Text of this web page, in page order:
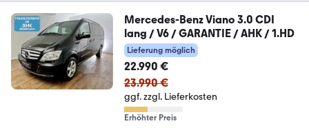
Mercedes-Benz Viano 3.0 CDI
lang / V6 / GARANTIE / AHK / 1.HD
Lieferung möglich
22.990 €
23.990 €
ggf. zzgl. Lieferkosten
Erhöhter Preis